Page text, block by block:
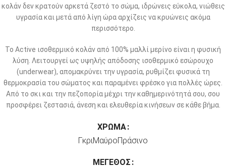
κολάν δεν κρατούν αρκετά ζεστό το σώμα, ιδρώνεις εύκολα, νιώθεις
υγρασία και μετά από λίγη ώρα αρχίζεις να κρυώνεις ακόμα
περισσότερο.
Το Active ισοθερμικό κολάν από 100% μαλλί μερίνο είναι η φυσική
λύση. Λειτουργεί ως υψηλής απόδοσης ισοθερμικό εσώρουχο
(underwear), απομακρύνει την υγρασία, ρυθμίζει φυσικά τη
θερμοκρασία του σώματος και παραμένει φρέσκο για πολλές ώρες.
Από το σκι και την πεζοπορία μέχρι την καθημερινότητά σου, σου
προσφέρει ζεστασιά, άνεση και ελευθερία κινήσεων σε κάθε βήμα.
ΧΡΏΜΑ
ΓκριΜαύροΠράσινο
ΜΈΓΕΘΟΣ